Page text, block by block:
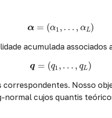
α = (α1, … , αL)
(α
acumulada associados
q = (q1, … , qL)
q
Nosso
normal cujos quantis